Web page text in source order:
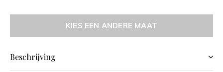
KIES EEN ANDERE MAAT
Beschrijving